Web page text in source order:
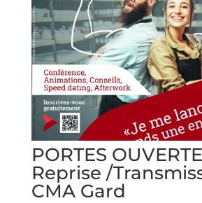
PORTES
Reprise /
CMA Gard